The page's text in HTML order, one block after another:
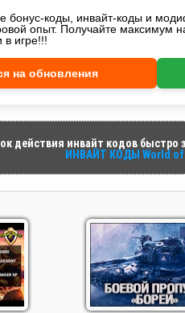
бонус-коды, инвайт-коды и
опыт. Получайте максимум
игре!!!
на обновления
действия инвайт кодов быстро
ИНВАЙТ КОДЫ World